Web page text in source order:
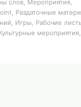
слов, Мероприятия,
Раздаточные
Игры, Рабочие
мероприятия,